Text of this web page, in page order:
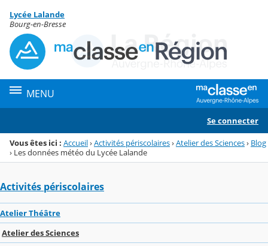
Menu de la rubrique
Contenu
Lycée Lalande
Bourg-en-Bresse
MENU
Se connecter
Vous êtes ici : Accueil›Activités périscolaires›Atelier des Sciences› Blog
› Les données météo du Lycée Lalande
Activités périscolaires
Atelier Théâtre
Atelier des Sciences